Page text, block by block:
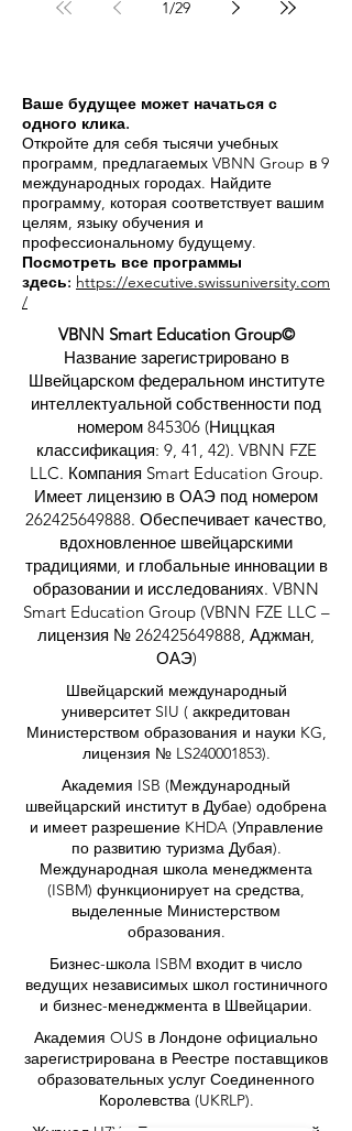
Ваше будущее может начаться с
одного клика.
Откройте для себя тысячи учебных
программ, предлагаемых VBNN Group в 9
международных городах. Найдите
программу, которая соответствует вашим
целям, языку обучения и
профессиональному будущему.
Посмотреть все программы
VBNN Smart Education Group©
Название зарегистрировано в
Швейцарском федеральном институте
интеллектуальной собственности под
номером 845306 (Ниццкая
классификация: 9, 41, 42). VBNN FZE
LLC. Компания Smart Education Group.
Имеет лицензию в ОАЭ под номером
262425649888. Обеспечивает качество,
вдохновленное швейцарскими
традициями, и глобальные инновации в
образовании и исследованиях. VBNN
Smart Education Group (VBNN FZE LLC –
262425649888
ОАЭ)
Швейцарский международный
университет SIU (аккредитован
Министерством образования и науки KG,
лицензия № LS240001853).
Академия ISB (Международный
швейцарский институт в Дубае) одобрена
и имеет разрешение KHDA (Управление
по развитию туризма Дубая).
Международная школа менеджмента
(ISBM) функционирует на средства,
выделенные Министерством
образования.
Бизнес-школа ISBM входит в число
ведущих независимых школ гостиничного
и бизнес-менеджмента в Швейцарии.
Академия OUS в Лондоне официально
зарегистрирована в Реестре поставщиков
образовательных услуг Соединенного